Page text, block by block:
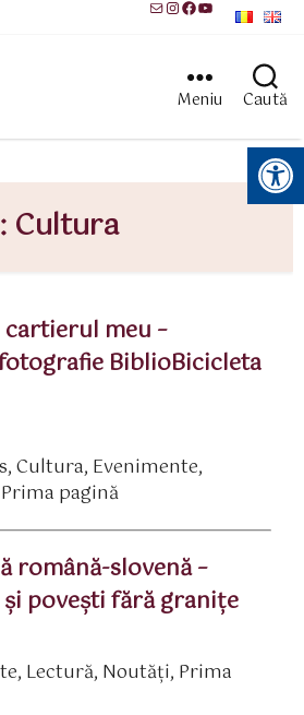
MailInstagram
Facebook
YouTube
Meniu Caută
Instrumente pentru accesibilitate
Cultura
meu –
BiblioBicicleta
,Cultura, Evenimente,
Prima pagină
română-slovenă –
poveşti fără graniţe
, Lectură, Noutăți, Prima